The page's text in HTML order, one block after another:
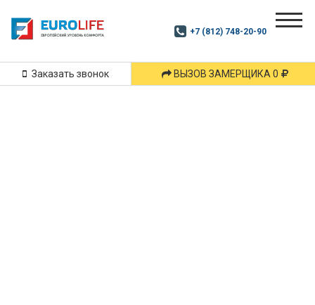
+7 (812) 748-20-90
Заказать звонок ВЫЗОВ ЗАМЕРЩИКА 0
Почитай
подпишись
Дзен